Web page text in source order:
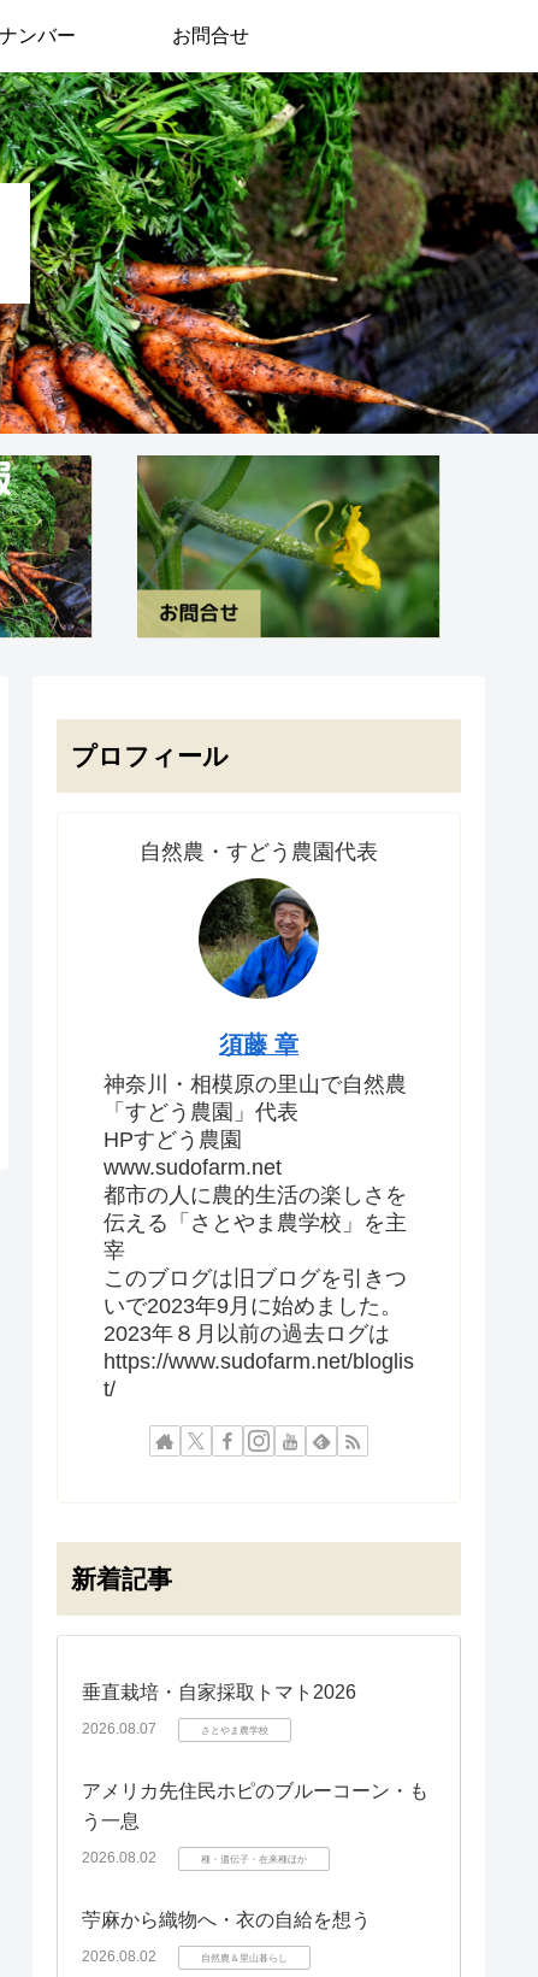
ンバー お問合せ
プロフィール
自然農・すどう農園代表
須藤 章
神奈川・相模原の里山で自然農
「すどう農園」代表
HPすどう農園
www.sudofarm.net
都市の人に農的生活の楽しさを
伝える「さとやま農学校」を主
宰
このブログは旧ブログを引きつ
いで2023年9月に始めました。
2023年８月以前の過去ログは
https://www.sudofarm.net/bloglis
t/
新着記事
垂直栽培・自家採取トマト2026
2026.08.07 さとやま農学校
アメリカ先住民ホピのブルーコーン・も
う一息
2026.08.02 種・遺伝子・在来種ほか
苧麻から織物へ・衣の自給を想う
2026.08.02 自然農＆里山暮らし